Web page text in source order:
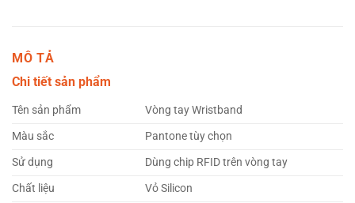
MÔ TẢ
Chi tiết sản phẩm
Tên sản phẩm
Vòng tay Wristband
Màu sắc
Pantone tùy chọn
Sử dụng
Dùng chip RFID trên vòng tay
Chất liệu
Vỏ Silicon